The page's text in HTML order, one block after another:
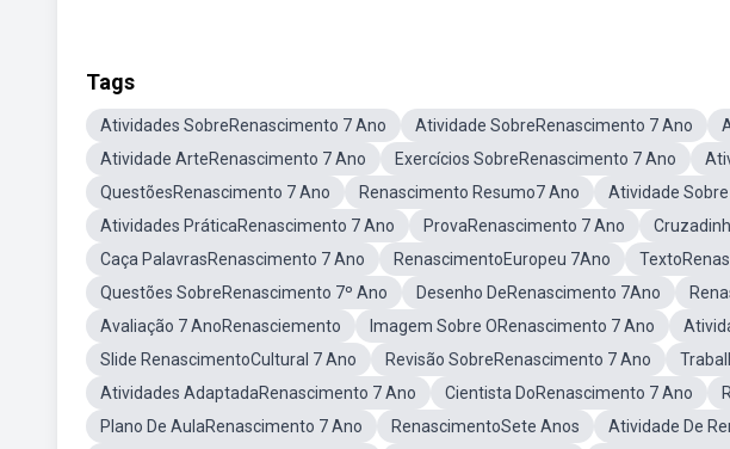
Tags
Atividades SobreRenascimento 7 Ano Atividade SobreRenascimento 7 Ano
Atividade ArteRenascimento 7 Ano
Exercícios SobreRenascimento 7 Ano
QuestõesRenascimento 7 Ano
Renascimento Resumo7 Ano
Atividade
Atividades PráticaRenascimento 7 Ano
ProvaRenascimento 7 Ano
Caça PalavrasRenascimento 7 Ano
RenascimentoEuropeu 7Ano
Questões SobreRenascimento 7º Ano
Desenho DeRenascimento 7Ano
Avaliação 7 AnoRenasciemento
Imagem Sobre ORenascimento 7 Ano
Slide RenascimentoCultural 7 Ano
Revisão SobreRenascimento 7 Ano
Atividades AdaptadaRenascimento 7 Ano
Cientista DoRenascimento 7 Ano
Plano De AulaRenascimento 7 Ano
RenascimentoSete Anos
Atividade De